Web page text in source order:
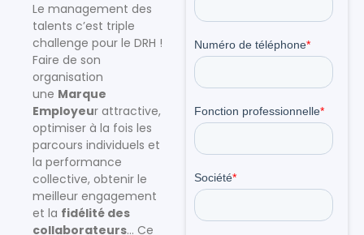
Le management des
talents c’est triple
challenge pour le DRH !
Faire de son
organisation
une Marque
Employeur attractive,
optimiser à la fois les
parcours individuels et
la performance
collective, obtenir le
meilleur engagement
et la fidélité des
collaborateurs… Ce